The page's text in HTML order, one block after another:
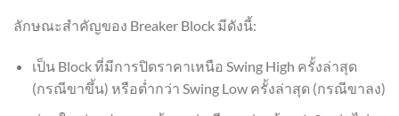
ลักษณะสำคัญของ Breaker Block มีดังนี้:
เป็น Block ที่มีการปิดราคาเหนือ Swing High ครั้งล่าสุด
(กรณีขาขึ้น) หรือต่ำกว่า Swing Low ครั้งล่าสุด (กรณีขาลง)